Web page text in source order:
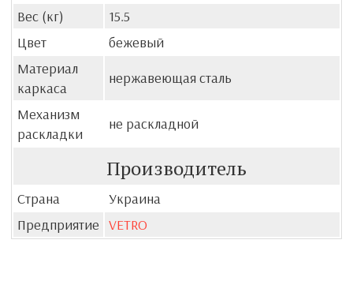
Вес (кг)
15.5
Цвет
бежевый
Материал
каркаса
нержавеющая сталь
Механизм
раскладки
не раскладной
Производитель
Страна
Украина
Предприятие VETRO